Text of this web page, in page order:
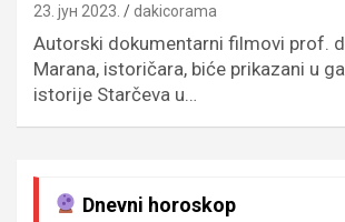
23. јун 2023. dakicorama
Autorski dokumentarni filmovi prof.
Marana, istoričara, biće prikazani u
istorije Starčeva u…
Dnevni horoskop